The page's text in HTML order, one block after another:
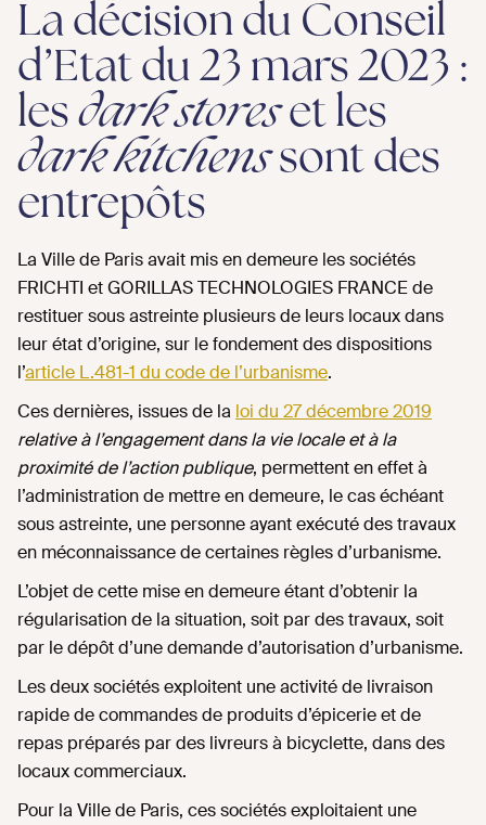
La décision du Conseil
d’Etat du 23 mars 2023 :
les dark storeset les
dark kitchenssont des
entrepôts
La Ville de Paris avait mis en demeure les sociétés
FRICHTI et GORILLAS TECHNOLOGIES FRANCE de
restituer sous astreinte plusieurs de leurs locaux dans
leur état d’origine, sur le fondement des dispositions
l’article L.481-1 du code de l’urbanisme.
Ces dernières, issues de la loi du 27 décembre 2019
relative à l’engagement dans la vie locale et à la
proximité de l’action publique, permettent en effet à
l’administration de mettre en demeure, le cas échéant
sous astreinte, une personne ayant exécuté des travaux
en méconnaissance de certaines règles d’urbanisme.
L’objet de cette mise en demeure étant d’obtenir la
régularisation de la situation, soit par des travaux, soit
par le dépôt d’une demande d’autorisation d’urbanisme.
Les deux sociétés exploitent une activité de livraison
rapide de commandes de produits d’épicerie et de
repas préparés par des livreurs à bicyclette, dans des
locaux commerciaux.
Pour la Ville de Paris, ces sociétés exploitaient une